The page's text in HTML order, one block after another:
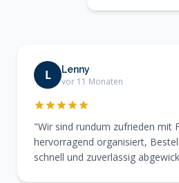
L Lenny
vor 11 Monaten
"Wir sind rundum zufrieden mit
hervorragend organisiert,
schnell und zuverlässig